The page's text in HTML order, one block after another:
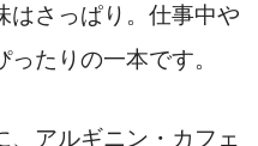
はさっぱり。仕事中や
たりの一本です。
アルギニン・カフェ